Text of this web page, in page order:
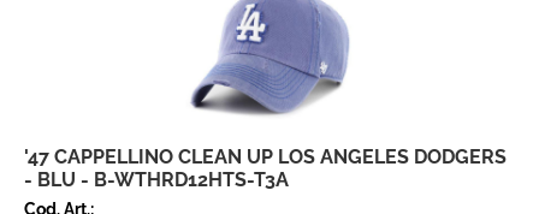
'47 CAPPELLINO CLEAN UP LOS ANGELES DODGERS
- BLU - B-WTHRD12HTS-T3A
Cod. Art.: